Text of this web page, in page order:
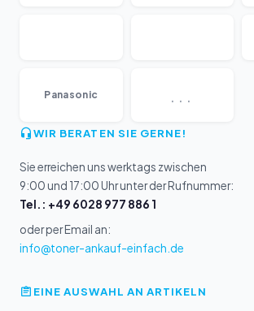
Panasonic ...
WIR BERATEN SIE GERNE!
Sie erreichen uns werktags zwischen
9:00 und 17:00 Uhr unter der Rufnummer:
Tel.: +49 6028 977 886 1
oder per Email an:
info@toner-ankauf-einfach.de
EINE AUSWAHL AN ARTIKELN